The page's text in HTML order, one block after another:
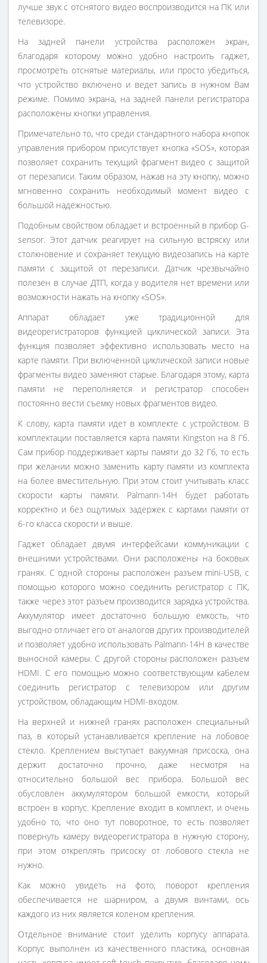
лучше звук с отснятого видео воспроизводится на ПК или
телевизоре.
На задней панели устройства расположен экран,
благодаря которому можно удобно настроить гаджет,
просмотреть отснятые материалы, или просто убедиться,
что устройство включено и ведет запись в нужном Вам
режиме. Помимо экрана, на задней панели регистратора
расположены кнопки управления.
Примечательно то, что среди стандартного набора кнопок
управления прибором присутствует кнопка «SOS», которая
позволяет сохранить текущий фрагмент видео с защитой
от перезаписи. Таким образом, нажав на эту кнопку, можно
мгновенно сохранить необходимый момент видео с
большой надежностью.
Подобным свойством обладает и встроенный в прибор G-
sensor. Этот датчик реагирует на сильную встряску или
столкновение и сохраняет текущую видеозапись на карте
памяти с защитой от перезаписи. Датчик чрезвычайно
полезен в случае ДТП, когда у водителя нет времени или
возможности нажать на кнопку «SOS».
Аппарат обладает уже традиционной для
видеорегистраторов функцией циклической записи. Эта
функция позволяет эффективно использовать место на
карте памяти. При включенной циклической записи новые
фрагменты видео заменяют старые. Благодаря этому, карта
памяти не переполняется и регистратор способен
постоянно вести съемку новых фрагментов видео.
К слову, карта памяти идет в комплекте с устройством. В
комплектации поставляется карта памяти Kingston на 8 Гб.
Сам прибор поддерживает карты памяти до 32 Гб, то есть
при желании можно заменить карту памяти из комплекта
на более вместительную. При этом стоит учитывать класс
скорости карты памяти. Palmann-14H будет работать
корректно и без ощутимых задержек с картами памяти от
6-го класса скорости и выше.
Гаджет обладает двумя интерфейсами коммуникации с
внешними устройствами. Они расположены на боковых
гранях. С одной стороны расположен разъем mini-USB, с
помощью которого можно соединить регистратор с ПК,
также через этот разъем производится зарядка устройства.
Аккумулятор имеет достаточно большую емкость, что
выгодно отличает его от аналогов других производителей
и позволяет удобно использовать Palmann-14H в качестве
выносной камеры. С другой стороны расположен разъем
HDMI. С его помощью можно соответствующим кабелем
соединить регистратор с телевизором или другим
устройством, обладающим HDMI-входом.
На верхней и нижней гранях расположен специальный
паз, в который устанавливается крепление на лобовое
стекло. Креплением выступает вакуумная присоска, она
держит достаточно прочно, даже несмотря на
относительно большой вес прибора. Большой вес
обусловлен аккумулятором большой емкости, который
встроен в корпус. Крепление входит в комплект, и очень
удобно то, что оно тут поворотное, то есть позволяет
повернуть камеру видеорегистратора в нужную сторону,
при этом откреплять присоску от лобового стекла не
нужно.
Как можно увидеть на фото, поворот крепления
обеспечивается не шарниром, а двумя винтами, ось
каждого из них является коленом крепления.
Отдельное внимание стоит уделить корпусу аппарата.
Корпус выполнен из качественного пластика, основная